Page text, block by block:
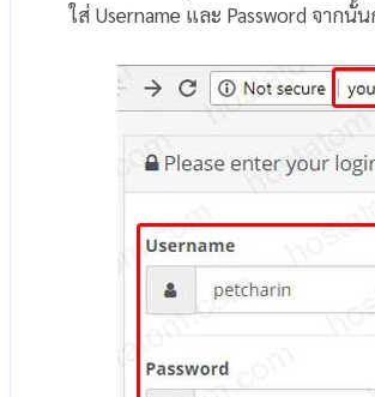
ใส่ Username และ Password จากนั้